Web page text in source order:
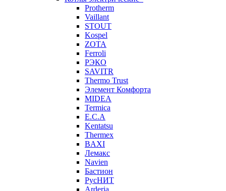
Protherm
Vaillant
STOUT
Kospel
ZOTA
Ferroli
РЭКО
SAVITR
Thermo Trust
Элемент Комфорта
MIDEA
Termica
E.C.A
Kentatsu
Thermex
BAXI
Лемакс
Navien
Бастион
РусНИТ
Arderia